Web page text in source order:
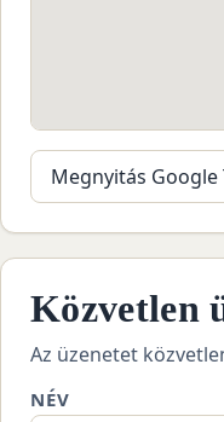
Megnyitás Google
Közvetlen
Az üzenetet
NÉV